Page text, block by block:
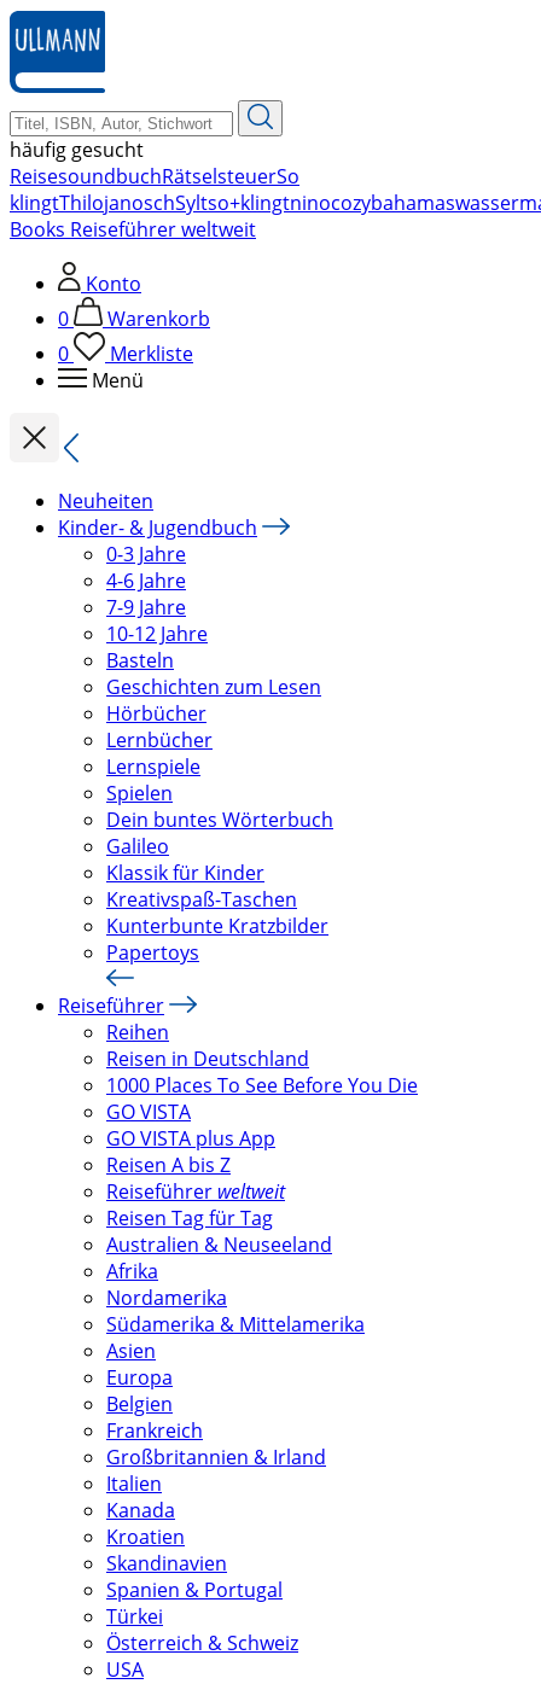
zum
Hauptinhalt
springen
häufig gesucht
ReisesoundbuchRätselsteuerSo
klingtThilojanoschSyltso+klingtninocozybahamas
Books Reiseführer weltweit
Konto
0
Warenkorb
0
Merkliste
Menü
Neuheiten
Kinder- & Jugendbuch
0-3 Jahre
4-6 Jahre
7-9 Jahre
10-12 Jahre
Basteln
Geschichten zum Lesen
Hörbücher
Lernbücher
Lernspiele
Spielen
Dein buntes Wörterbuch
Galileo
Klassik für Kinder
Kreativspaß-Taschen
Kunterbunte Kratzbilder
Papertoys
Reiseführer
Reihen
Reisen in Deutschland
1000 Places To See Before You Die
GO VISTA
GO VISTA plus App
Reisen A bis Z
Reiseführer weltweit
Reisen Tag für Tag
Australien & Neuseeland
Afrika
Nordamerika
Südamerika & Mittelamerika
Asien
Europa
Belgien
Frankreich
Großbritannien & Irland
Italien
Kanada
Kroatien
Skandinavien
Spanien & Portugal
Türkei
Österreich & Schweiz
USA